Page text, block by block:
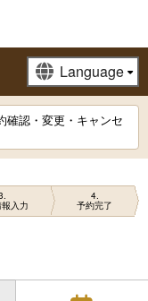
確認・変更・キャンセ
入力
4
予約完了